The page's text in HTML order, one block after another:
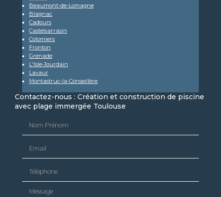
Beaumont-de-Lomagne
Blagnac
Cadours
Castelsarrasin
Colomiers
Fronton
Grenade
L'Isle-Jourdain
Lavaur
Montastruc-la-Conseillère
Contactez-nous : Création et construction de piscine
avec plage immergée Toulouse
Message